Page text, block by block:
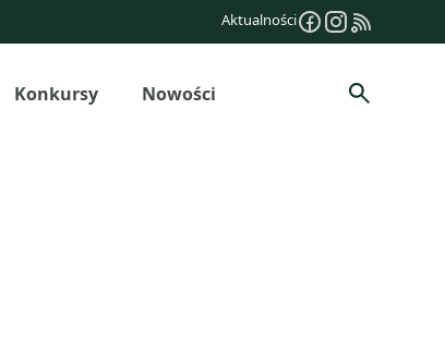
Aktualności
Konkursy Nowości Szukaj